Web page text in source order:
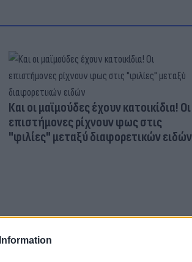
Και οι μαϊμούδες έχουν κατοικίδια! Οι
επιστήμονες ρίχνουν φως στις
"φιλίες" μεταξύ διαφορετικών ειδών